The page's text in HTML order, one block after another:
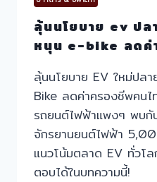
ลุ้นนโยบาย ev ป
หนุน e-bike ลดค่
ลุ้นนโยบาย EV ใหม่ปล
Bike ลดค่าครองชีพคนไ
รถยนต์ไฟฟ้าแพงๆ พบกั
จักรยานยนต์ไฟฟ้า
แนวโน้มตลาด EV ทั่วโล
ตอบได้ในบทความนี้!